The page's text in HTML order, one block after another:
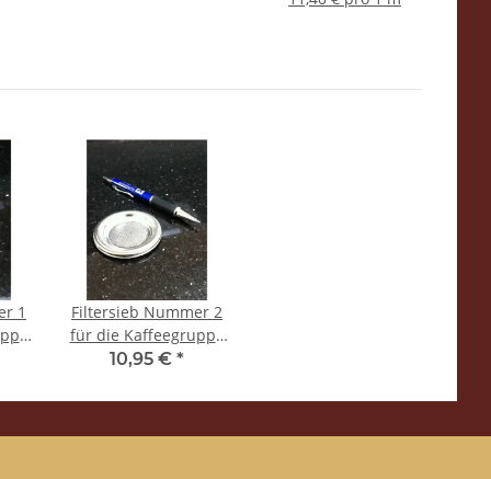
1
Filtersieb Nummer 2
für die Kaffeegruppe
- Medium - 325
10,95 € *